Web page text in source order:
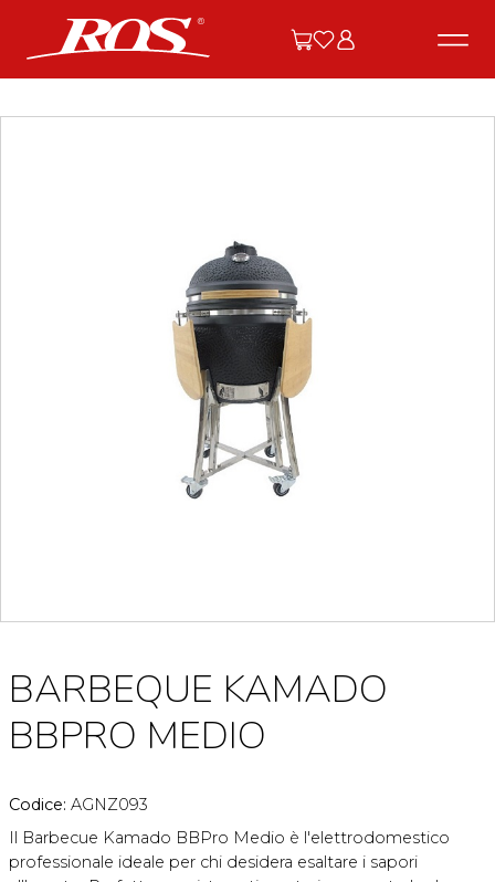
BARBEQUE KAMADO
BBPRO MEDIO
Codice: AGNZ093
Il Barbecue Kamado BBPro Medio è l'elettrodomestico
professionale ideale per chi desidera esaltare i sapori